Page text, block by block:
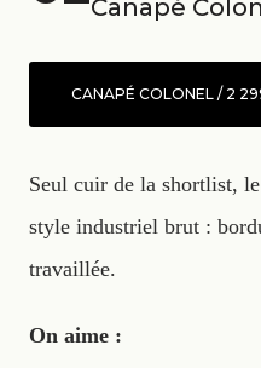
Canapé
CANAPÉ COLONEL / 2
Seul cuir de la shortlist,
style industriel brut :
travaillée.
On aime :